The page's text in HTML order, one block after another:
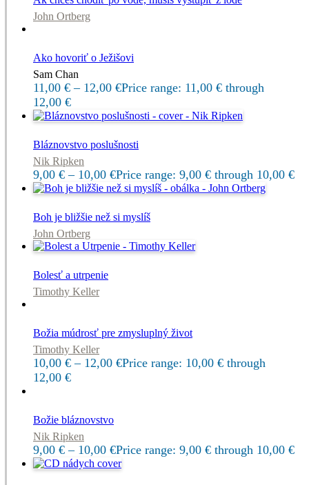
John Ortberg
Ako hovoriť o Ježišovi
Sam Chan
11,00 € – 12,00 €Price range: 11,00 € through
12,00 €
Bláznovstvo poslušnosti
Nik Ripken
9,00 € – 10,00 €Price range: 9,00 € through 10,00 €
Boh je bližšie než si myslíš
John Ortberg
Bolesť a utrpenie
Timothy Keller
Božia múdrosť pre zmysluplný život
Timothy Keller
10,00 € – 12,00 €Price range: 10,00 € through
12,00 €
Božie bláznovstvo
Nik Ripken
9,00 € – 10,00 €Price range: 9,00 € through 10,00 €